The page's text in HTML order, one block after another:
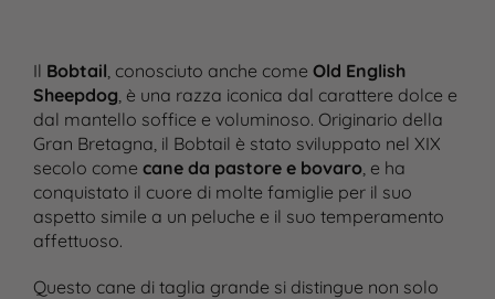
Il Bobtail, conosciuto anche come Old English
Sheepdog, è una razza iconica dal carattere dolce e
dal mantello soffice e voluminoso. Originario della
Gran Bretagna, il Bobtail è stato sviluppato nel XIX
secolo come cane da pastore e bovaro, e ha
conquistato il cuore di molte famiglie per il suo
aspetto simile a un peluche e il suo temperamento
affettuoso.
Questo cane di taglia grande si distingue non solo